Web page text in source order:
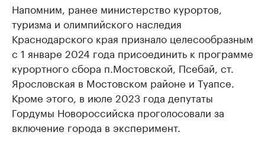
Напомним, ранее министерство курортов,
туризма и олимпийского наследия
Краснодарского края признало целесообразным
с 1 январе 2024 года присоединить к программе
курортного сбора п.Мостовской, Псебай, ст.
Ярословская в Мостовском районе и Туапсе.
Кроме этого, в июле 2023 года депутаты
Гордумы Новороссийска проголосовали за
включение города в эксперимент.